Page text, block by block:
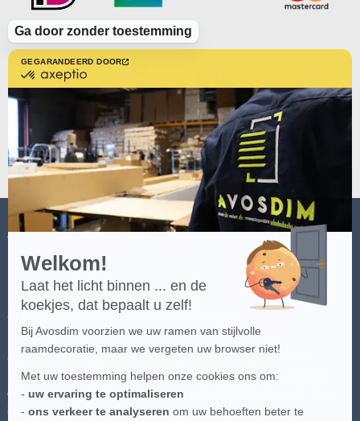
GEGARANDEERD DOOR
Meer
over
Axeptio
Welkom!
Laat het licht binnen ... en de
koekjes, dat bepaalt u zelf!
Bij Avosdim voorzien we uw ramen van stijlvolle
raamdecoratie, maar we vergeten uw browser niet!
Met uw toestemming helpen onze cookies ons om:
- uw ervaring te optimaliseren
- ons verkeer te analyseren om uw behoeften beter te
Ga door zonder toestemming
AVOSDIM
(*) Ontdek de voorwaarden van de aanbieding
(**) Gratis levering voor alle bestellingen van meer dan €100 naar
Nederland en België - uitgezonderd speciale bestemmingen. Aanbod
geldig op de goedkoopste beschikbare vervoerder. Klik
informatie.